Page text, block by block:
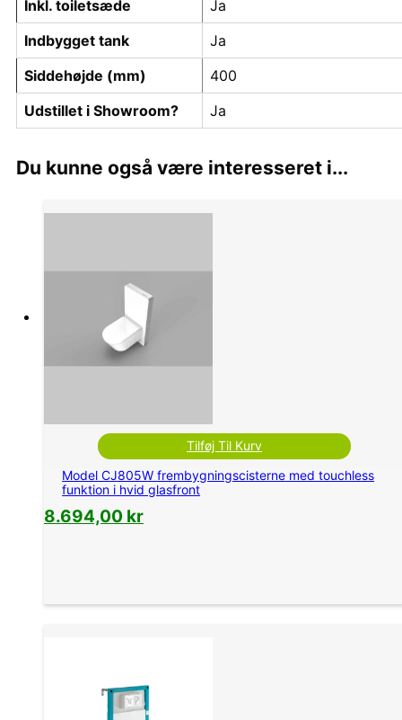
Inkl. toiletsæde
Ja
Indbygget tank
Ja
Siddehøjde (mm)
400
Udstillet i Showroom?
Ja
Du kunne også være interesseret i...
Tilføj Til Kurv
Model CJ805W frembygningscisterne med touchless
funktion i hvid glasfront
8.694,00 kr